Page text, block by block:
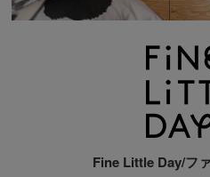
Fine Little Day/フ